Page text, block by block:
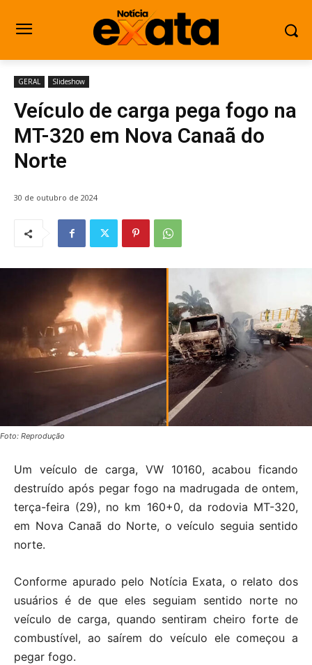
GERAL Slideshow
Veículo de carga pega fogo na
MT-320 em Nova Canaã do
Norte
30 de outubro de 2024
Foto: Reprodução
Um veículo de carga, VW 10160, acabou ficando
destruído após pegar fogo na madrugada de ontem,
terça-feira (29), no km 160+0, da rodovia MT-320,
em Nova Canaã do Norte, o veículo seguia sentido
norte.
Conforme apurado pelo Notícia Exata, o relato dos
usuários é de que eles seguiam sentido norte no
veículo de carga, quando sentiram cheiro forte de
combustível, ao saírem do veículo ele começou a
pegar fogo.